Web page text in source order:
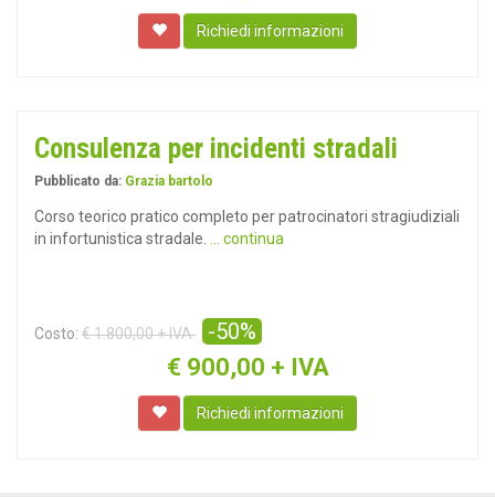
Richiedi informazioni
Consulenza per incidenti stradali
Pubblicato da: Grazia bartolo
Corso teorico pratico completo per patrocinatori stragiudiziali
in infortunistica stradale.
... continua
Costo: € 1.800,00 + IVA -50%
€ 900,00 + IVA
Richiedi informazioni